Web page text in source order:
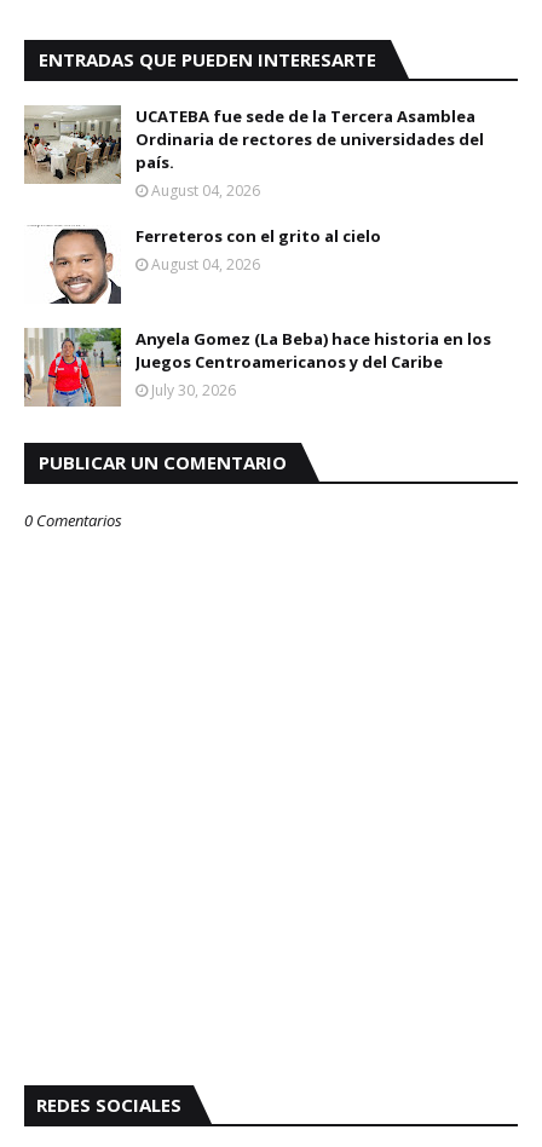
ENTRADAS QUE PUEDEN INTERESARTE
UCATEBA fue sede de la Tercera Asamblea
Ordinaria de rectores de universidades del
país.
August 04, 2026
Ferreteros con el grito al cielo
August 04, 2026
Anyela Gomez (La Beba) hace historia en los
Juegos Centroamericanos y del Caribe
July 30, 2026
PUBLICAR UN COMENTARIO
0 Comentarios
REDES SOCIALES